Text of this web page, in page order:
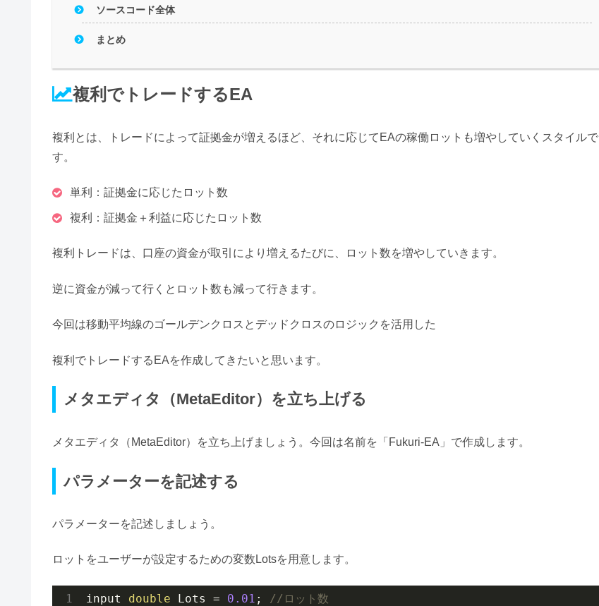
ソースコード全体
まとめ
複利でトレードするEA
複利とは、トレードによって証拠金が増えるほど、それに応じてEAの稼働ロットも増やしていくスタイルで
す。
単利：証拠金に応じたロット数
複利：証拠金＋利益に応じたロット数
複利トレードは、口座の資金が取引により増えるたびに、ロット数を増やしていきます。
逆に資金が減って行くとロット数も減って行きます。
今回は移動平均線のゴールデンクロスとデッドクロスのロジックを活用した
複利でトレードするEAを作成してきたいと思います。
メタエディタ（MetaEditor）を立ち上げる
メタエディタ（MetaEditor）を立ち上げましょう。今回は名前を「Fukuri-EA」で作成します。
パラメーターを記述する
パラメーターを記述しましょう。
ロットをユーザーが設定するための変数Lotsを用意します。
input double Lots = 0.01 ; //ロット数